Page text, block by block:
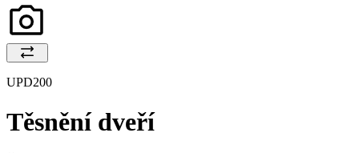
UPD200
Těsnění dveří